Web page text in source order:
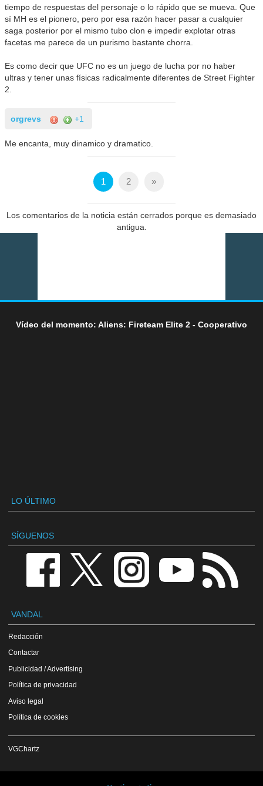
tiempo de respuestas del personaje o lo rápido que se mueva. Que
sí MH es el pionero, pero por esa razón hacer pasar a cualquier
saga posterior por el mismo tubo clon e impedir explotar otras
facetas me parece de un purismo bastante chorra.
Es como decir que UFC no es un juego de lucha por no haber
ultras y tener unas físicas radicalmente diferentes de Street Fighter
2.
orgrevs +1
Me encanta, muy dinamico y dramatico.
1 2 »
Los comentarios de la noticia están cerrados porque es demasiado
antigua.
Vídeo del momento: Aliens: Fireteam Elite 2 - Cooperativo
LO ÚLTIMO
SÍGUENOS
VANDAL
Redacción
Contactar
Publicidad / Advertising
Política de privacidad
Aviso legal
Política de cookies
VGChartz